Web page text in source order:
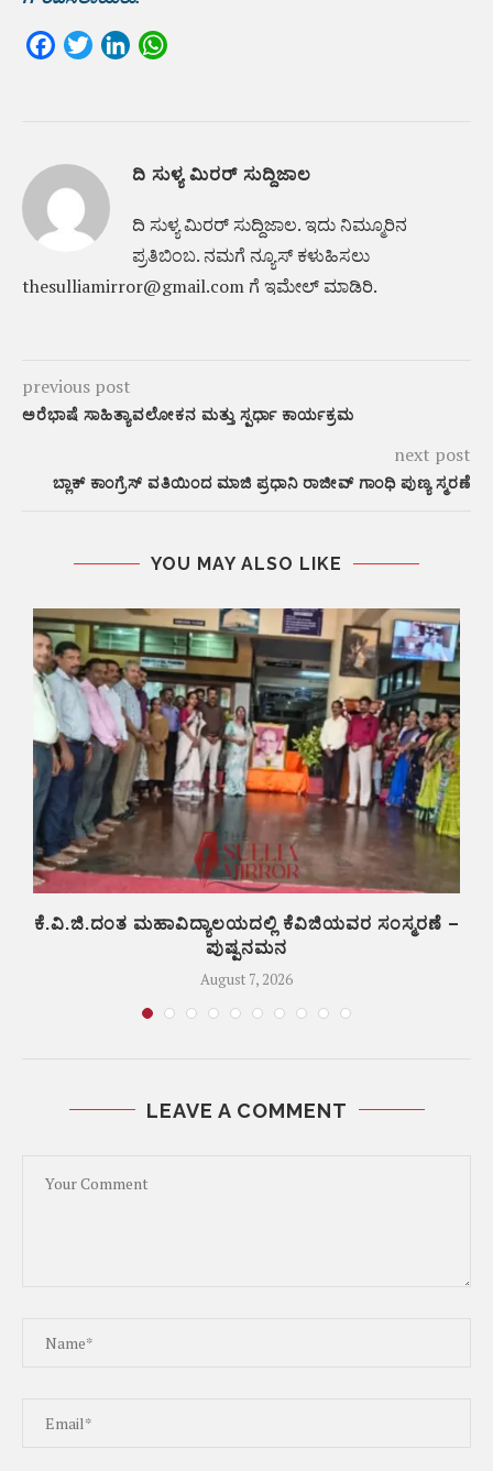
FacebookTwitterLinkedIn
ದಿ ಸುಳ್ಯ ಮಿರರ್ ಸುದ್ದಿಜಾಲ
ದಿ ಸುಳ್ಯ ಮಿರರ್‌ ಸುದ್ದಿಜಾಲ. ಇದು ನಿಮ್ಮೂರಿನ
ಪ್ರತಿಬಿಂಬ. ನಮಗೆ ನ್ಯೂಸ್‌ ಕಳುಹಿಸಲು
thesulliamirror@gmail.com ಗೆ ಇಮೇಲ್ ಮಾಡಿರಿ.
previous post
ಅರೆಭಾಷೆ ಸಾಹಿತ್ಯಾವಲೋಕನ ಮತ್ತು ಸ್ಪರ್ಧಾ ಕಾರ್ಯಕ್ರಮ
next post
ಬ್ಲಾಕ್ ಕಾಂಗ್ರೆಸ್ ವತಿಯಿಂದ ಮಾಜಿ ಪ್ರಧಾನಿ ರಾಜೀವ್ ಗಾಂಧಿ ಪುಣ್ಯ ಸ್ಮರಣೆ
YOU MAY ALSO LIKE
ಕೆ.ವಿ.ಜಿ.ದಂತ ಮಹಾವಿದ್ಯಾಲಯದಲ್ಲಿ ಕೆವಿಜಿಯವರ ಸಂಸ್ಮರಣೆ –
ಪುಷ್ಪನಮನ
August 7, 2026
LEAVE A COMMENT